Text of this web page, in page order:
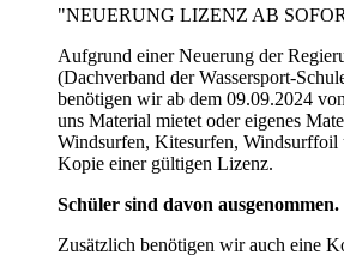
"NEUERUNG LIZENZ AB
Aufgrund einer Neuerung der
(Dachverband der Wassersport-
benötigen wir ab dem 09.09.2024
uns Material mietet oder eigenes
Windsurfen, Kitesurfen,
Kopie einer gültigen Lizenz.
Schüler sind davon ausgenommen.
Zusätzlich benötigen wir auch eine